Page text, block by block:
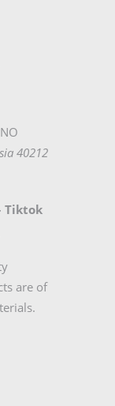
NO
40212
Tiktok
are of